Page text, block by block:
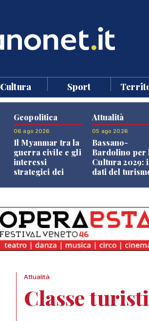
Cultura Sport
Geopolitica
06 ago 2026
Il Myanmar tra la
guerra civile e gli
interessi
strategici dei
Attualità
05 ago 2026
Bassano-
Bardolino per
Cultura 2029: i
dati del
Attualità
Classe